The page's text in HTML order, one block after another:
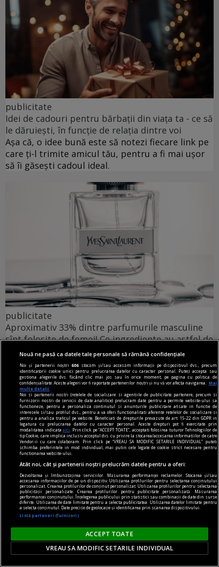
publicitate
Idei de cadouri pentru bărbații din viața ta - ce să
le dăruiești, în funcție de relația dintre voi
Așa că, o idee bună este să notezi fiecare link pe
care ți-l trimite amicul tău, pentru a fi mai ușor
să îi găsești cadoul ideal.
publicitate
Aproximativ 33% dintre parfumurile masculine
sînt folosite de femei! Ce ingrediente au astfel de
parfumuri?
Foarte apreciate sînt și parfumurile orientale
pentru bărbați, care au note unice, catifelate,
arome de vanilie și alte condimente minunate.
6 produse de îngrijire care să nu îți lipsească din
Nouă ne pasă ca datele tale personale să rămână confidențiale
Noi și partenerii noștri606 stocăm și/sau accesăm informații pe dispozitivul dvs., precum
identificatorii cookie unici pentru prelucrarea datelor cu caracter personal. Puteți accepta sau
gestiona alegerile dvs. făcând clic mai jos sau în orice moment, pe pagina cu politica de
confidențialitate. Aceste alegeri vor fi raportate partenerilor noștri și nu vă vor afecta navigarea.
Mai
multe detalii
Noi si partenerii nostri (retelele de socializare si agentiile de publicitate partenere, precum si
furnizorii nostri de servicii de date analitice) prelucram date pentru a permite website-ului sa
functioneze, pentru a personaliza continutul si anunturile publicitare afisate in functie de
interesele si/sau profilul dvs., pentru a va oferi functionalitati aferente retelelor de socializare si
pentru a analiza traficul pe website. Beneficiati de drepturile prevazute de art. 15-22 din GDPR in
legatura cu prelucrarea datelor cu caracter personal. Aceste drepturi pot fi exercitate prin
modalitatea indicataaici
. Prin click pe “ACCEPT TOATE”, acceptati folosirea tuturor Tehnologiilor de
tip Cookie, care implica inclusiv acceptul dvs. cu privire la stocarea/accesarea informatiilor de catre
Vendor-ii cu care colaboram. Prin click pe “VREAU SA MODIFIC SETARILE INDIVIDUAL” puteti
schimba preferintele in mod individual, mai putin cele legate de cookie strict necesare pentru
functionarea website-ului.
Atât noi, cât și partenerii noștri prelucrăm datele pentru a oferi:
Dezvoltarea și îmbunătățirea serviciilor. Măsurarea performanței reclamelor. Stocarea și/sau
accesarea informațiilor de pe un dispozitiv. Utilizarea profilurilor pentru selectarea conținutului
personalizat. Crearea profilurilor de conținut personalizat. Utilizarea profilurilor pentru selectarea
publicității personalizate. Crearea profilurilor pentru publicitate personalizată. Măsurarea
performanței conținutului. Înțelegerea publicului prin statistici sau combinații de date din surse
diferite. Utilizarea de date limitate pentru a selecta publicitatea. Utilizarea datelor limitate pentru
a selecta conținutul. Date precise de geolocație și identificarea prin scanarea dispozitivului.
Listă parteneri (furnizori)
ACCEPT TOATE
VREAU SA MODIFIC SETARILE INDIVIDUAL